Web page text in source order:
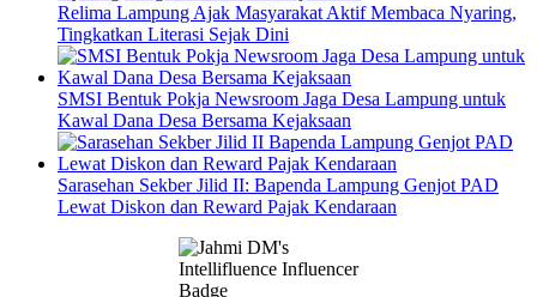
Relima Lampung Ajak Masyarakat Aktif Membaca Nyaring,
Tingkatkan Literasi Sejak Dini
SMSI Bentuk Pokja Newsroom Jaga Desa Lampung untuk
Kawal Dana Desa Bersama Kejaksaan
Sarasehan Sekber Jilid II: Bapenda Lampung Genjot PAD
Lewat Diskon dan Reward Pajak Kendaraan